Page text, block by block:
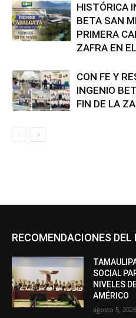
HISTÓRICA
BETA SAN
PRIMERA
ZAFRA EN
CON FE Y
INGENIO
FIN DE LA
RECOMENDACIONES DEL
SOCIAL
NIVELES
AMÉRICO
agosto 5, 2026